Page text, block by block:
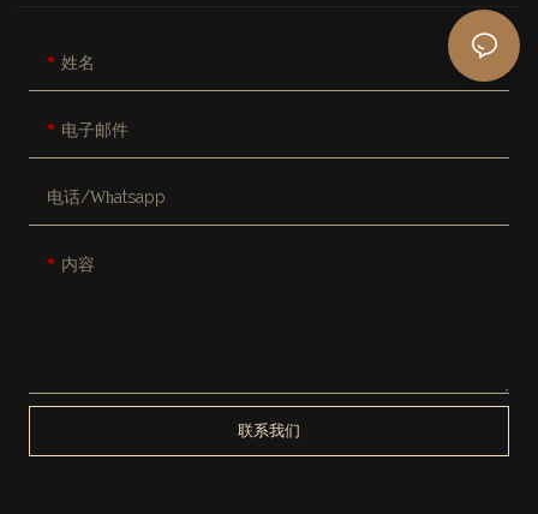
姓名
电子邮件
电话/whatsapp
内容
联系我们